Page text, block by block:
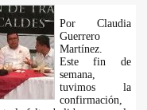
Por Claudia
Guerrero
Martínez.
Este fin de
semana,
tuvimos la
confirmación,